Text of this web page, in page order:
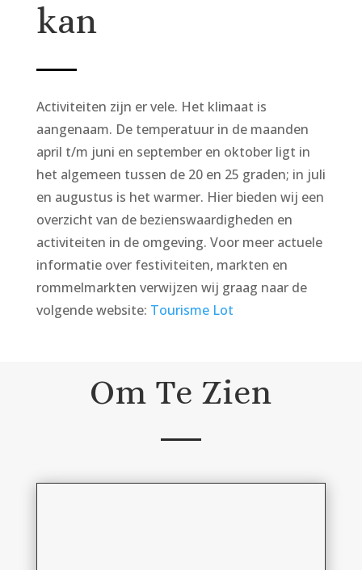
kan
Activiteiten zijn er vele. Het klimaat is
aangenaam. De temperatuur in de maanden
april t/m juni en september en oktober ligt in
het algemeen tussen de 20 en 25 graden; in juli
en augustus is het warmer. Hier bieden wij een
overzicht van de bezienswaardigheden en
activiteiten in de omgeving. Voor meer actuele
informatie over festiviteiten, markten en
rommelmarkten verwijzen wij graag naar de
volgende website: Tourisme Lot
Om Te Zien